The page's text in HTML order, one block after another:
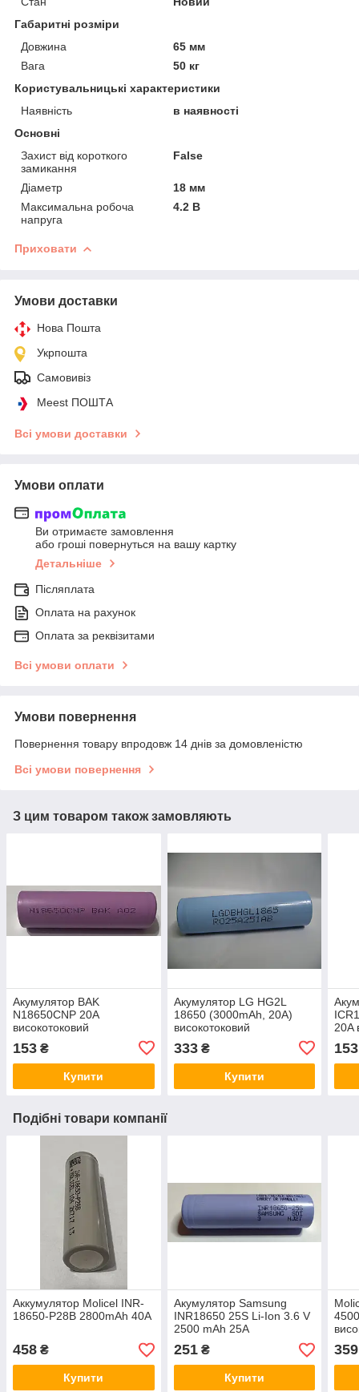
Габаритні розміри
Довжина
65 мм
Вага
50 кг
Користувальницькі характеристики
Наявність
в наявності
Основні
Захист від короткого
замикання
False
Діаметр
18 мм
Максимальна робоча
напруга
4.2 В
Приховати
Умови доставки
Нова Пошта
Укрпошта
Самовивіз
Meest ПОШТА
Всі умови доставки
Умови оплати
Ви отримаєте замовлення
або гроші повернуться на вашу картку
Детальніше
Післяплата
Оплата на рахунок
Оплата за реквізитами
Всі умови оплати
Умови повернення
Повернення товару впродовж 14 днів за домовленістю
Всі умови повернення
З цим товаром також замовляють
Акумулятор BAK
N18650CNP 20A
високотоковий
153 ₴
Купити
Акумулятор LG HG2L
18650 (3000mAh, 20A)
високотоковий
333₴
Купити
20A
153
Подібні товари компанії
Аккумулятор Molicel INR-
18650-P28B 2800mAh 40A
458 ₴
Купити
Акумулятор Samsung
INR18650 25S Li-Ion 3.6 V
2500 mAh 25A
високотоковий без захисту
251₴
Купити
359